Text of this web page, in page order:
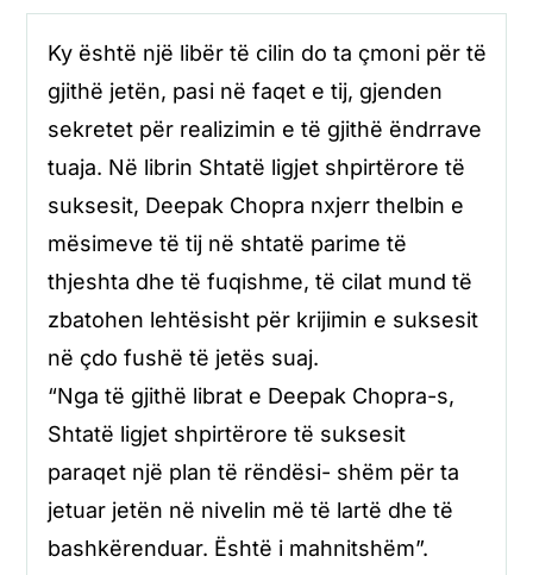
Ky është një libër të cilin do ta çmoni për të
gjithë jetën, pasi në faqet e tij, gjenden
sekretet për realizimin e të gjithë ëndrrave
tuaja. Në librin Shtatë ligjet shpirtërore të
suksesit, Deepak Chopra nxjerr thelbin e
mësimeve të tij në shtatë parime të
thjeshta dhe të fuqishme, të cilat mund të
zbatohen lehtësisht për krijimin e suksesit
në çdo fushë të jetës suaj.
“Nga të gjithë librat e Deepak Chopra-s,
Shtatë ligjet shpirtërore të suksesit
paraqet një plan të rëndësi- shëm për ta
jetuar jetën në nivelin më të lartë dhe të
bashkërenduar. Është i mahnitshëm”.